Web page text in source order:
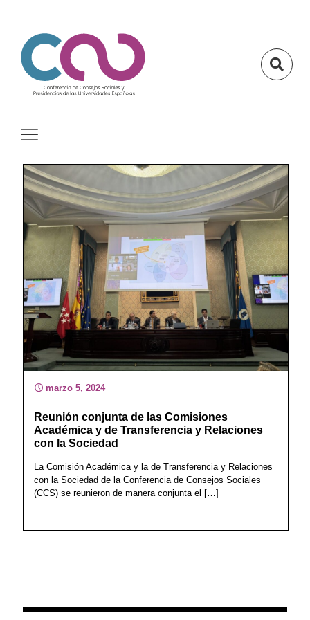
marzo 5, 2024
Reunión conjunta de las Comisiones
Académica y de Transferencia y Relaciones
con la Sociedad
La Comisión Académica y la de Transferencia y Relaciones
con la Sociedad de la Conferencia de Consejos Sociales
(CCS) se reunieron de manera conjunta el […]